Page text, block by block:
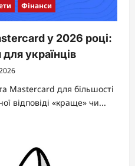
Фінанси
у 2026 році:
українців
Mastercard для більшості
відповіді «краще» чи...